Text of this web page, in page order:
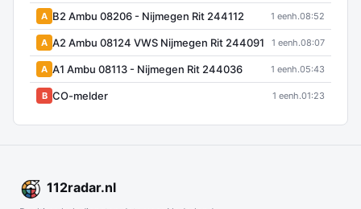
A B2 Ambu 08206 - Nijmegen Rit 244112 1 eenh.08:52
A A2 Ambu 08124 VWS Nijmegen Rit 244091 1 eenh.08:07
A A1 Ambu 08113 - Nijmegen Rit 244036 1 eenh.05:43
B CO-melder 1 eenh.01:23
112radar.nl